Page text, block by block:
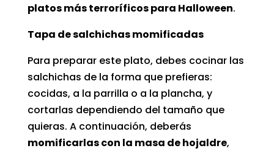
platos más terroríficos para Halloween.
Tapa de salchichas momificadas
Para preparar este plato, debes cocinar las
salchichas de la forma que prefieras:
cocidas, a la parrilla o a la plancha, y
cortarlas dependiendo del tamaño que
quieras. A continuación, deberás
momificarlas con la masa de hojaldre,